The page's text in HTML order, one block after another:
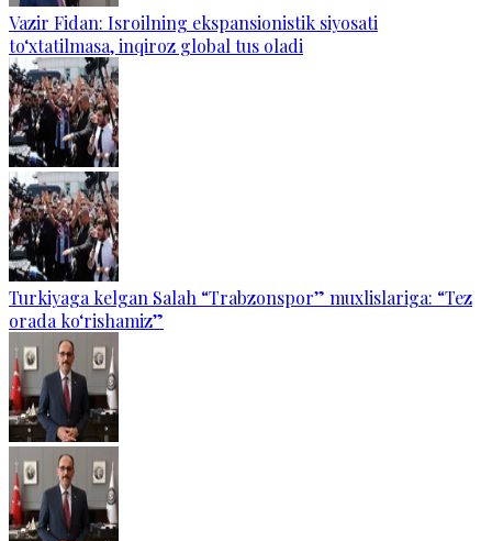
Vazir Fidan: Isroilning ekspansionistik siyosati
to‘xtatilmasa, inqiroz global tus oladi
Turkiyaga kelgan Salah “Trabzonspor” muxlislariga: “Tez
orada ko‘rishamiz”